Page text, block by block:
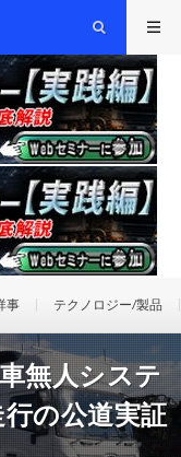
事 テクノロジー/製品
無人システ
の公道実証